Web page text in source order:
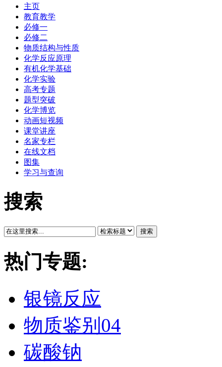
主页
教育教学
必修一
必修二
物质结构与性质
化学反应原理
有机化学基础
化学实验
高考专题
题型突破
化学博览
动画短视频
课堂讲座
名家专栏
在线文档
图集
学习与查询
搜索
搜索
热门专题:
银镜反应
物质鉴别04
碳酸钠